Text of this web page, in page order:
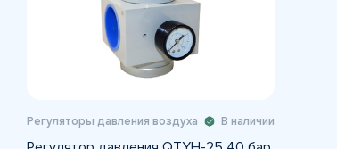
Регуляторы давления воздуха В наличии